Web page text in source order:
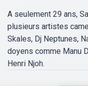
A seulement 29 ans,
plusieurs artistes
Skales, Dj Neptunes,
doyens comme Manu
Henri Njoh.